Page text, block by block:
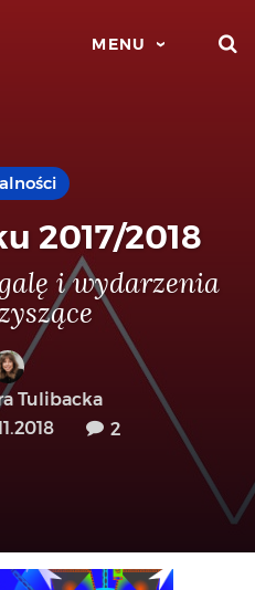
MENU
2017/2018
i wydarzenia
Tulibacka
2